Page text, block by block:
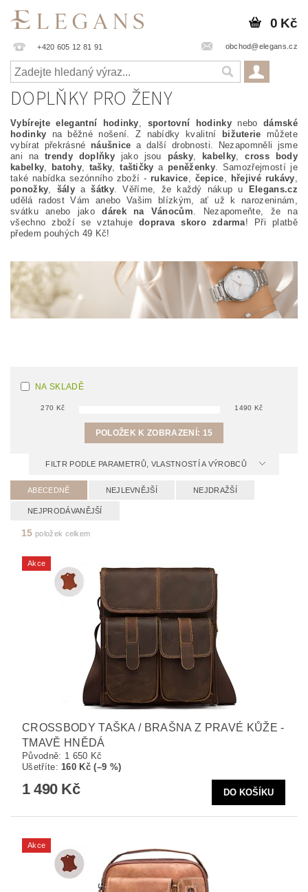
+420 605 12 81 91 obchod@elegans.cz
0 Kč
DOPLŇKY PRO ŽENY
Vybírejte elegantní hodinky, sportovní hodinky nebodámské
hodinky na běžné nošení. Z nabídky kvalitní bižuterie můžete
vybírat překrásné náušnice a další drobnosti. Nezapomněli jsme
ani na trendy doplňkyjako jsou pásky, kabelky,cross body
kabelky, batohy, tašky,taštičky a peněženky. Samozřejmostí je
také nabídka sezónního zboží - rukavice, čepice, hřejivé rukávy,
ponožky, šályašátky. Věříme, že každý nákup u
Elegans.cz
udělá radost Vám anebo Vašim blízkým, ať už k narozeninám,
svátku anebo jakodárek na Vánocům. Nezapomeňte, že na
všechno zboží se vztahujedoprava skoro zdarma! Při platbě
předem pouhých 49 Kč!
NA SKLADĚ
270 Kč 1490 Kč
POLOŽEK K ZOBRAZENÍ: 15
FILTR PODLE PARAMETRŮ, VLASTNOSTÍ A VÝROBCŮ
ABECEDNĚ NEJLEVNĚJŠÍ NEJDRAŽŠÍ
NEJPRODÁVANĚJŠÍ
15 položek celkem
Akce
CROSSBODY TAŠKA / BRAŠNA Z PRAVÉ KŮŽE -
TMAVĚ HNĚDÁ
Původně: 1 650 Kč
Ušetříte: 160 Kč (–9 %)
1 490 Kč
Akce